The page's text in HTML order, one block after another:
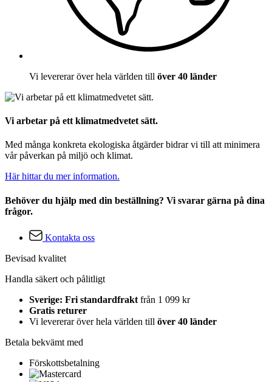
Vi levererar över hela världen till över 40 länder
Vi arbetar på ett klimatmedvetet sätt.
Med många konkreta ekologiska åtgärder bidrar vi till att minimera
vår påverkan på miljö och klimat.
Här hittar du mer information.
Behöver du hjälp med din beställning? Vi svarar gärna på dina
frågor.
Kontakta oss
Bevisad kvalitet
Handla säkert och pålitligt
Sverige: Fri standardfrakt från 1 099 kr
Gratis returer
Vi levererar över hela världen till över 40 länder
Betala bekvämt med
Förskottsbetalning